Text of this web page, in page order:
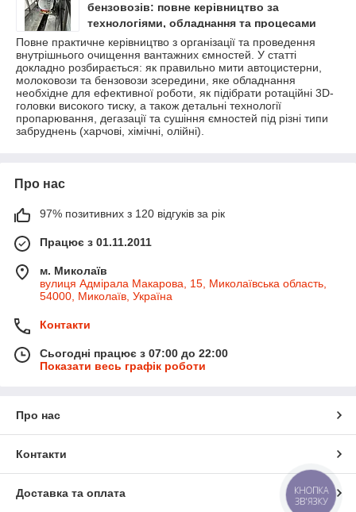
бензовозів: повне керівництво за
технологіями, обладнання та процесами
очищення
Повне практичне керівництво з організації та проведення
внутрішнього очищення вантажних ємностей. У статті
докладно розбирається: як правильно мити автоцистерни,
молоковози та бензовози зсередини, яке обладнання
необхідне для ефективної роботи, як підібрати ротаційні 3D-
головки високого тиску, а також детальні технології
пропарювання, дегазації та сушіння ємностей під різні типи
забруднень (харчові, хімічні, олійні).
Про нас
97% позитивних з 120 відгуків за рік
Працює з 01.11.2011
м. Миколаїв
вулиця Адмірала Макарова, 15, Миколаївська область,
54000, Миколаїв, Україна
Контакти
Сьогодні працює з 07:00 до 22:00
Показати весь графік роботи
Про нас
Контакти
Доставка та оплата
КНОПКА
ЗВ'ЯЗКУ